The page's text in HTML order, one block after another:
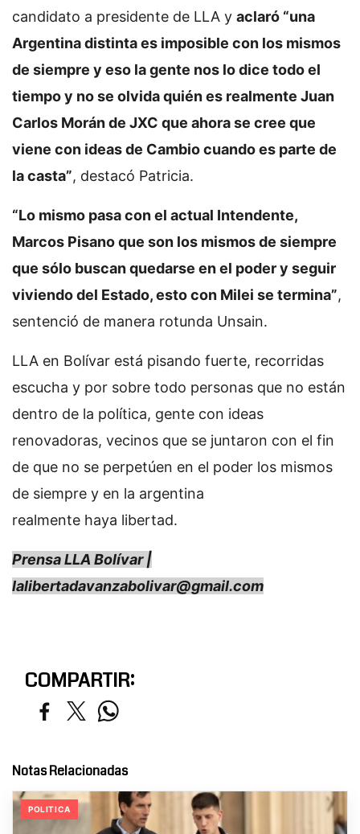
candidato a presidente de LLA y aclaró “una
Argentina distinta es imposible con los mismos
de siempre y eso la gente nos lo dice todo el
tiempo y no se olvida quién es realmente Juan
Carlos Morán de JXC que ahora se cree que
viene con ideas de Cambio cuando es parte de
la casta”, destacó Patricia.
“Lo mismo pasa con el actual Intendente,
Marcos Pisano que son los mismos de siempre
que sólo buscan quedarse en el poder y seguir
viviendo del Estado, esto con Milei se termina”,
sentenció de manera rotunda Unsain.
LLA en Bolívar está pisando fuerte, recorridas
escucha y por sobre todo personas que no están
dentro de la política, gente con ideas
renovadoras, vecinos que se juntaron con el fin
de que no se perpetúen en el poder los mismos
de siempre y en la argentina
realmente haya libertad.
Prensa LLA Bolívar |
lalibertadavanzabolivar@gmail.com
COMPARTIR:
Notas Relacionadas
POLITICA